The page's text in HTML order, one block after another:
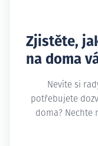
Zjistěte,
na doma
Nevíte si
potřebujete
doma? Nechte